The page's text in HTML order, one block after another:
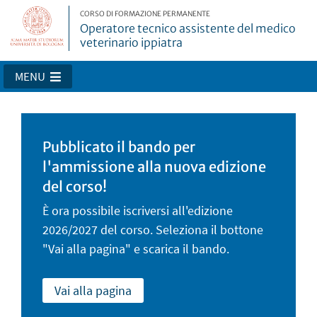
CORSO DI FORMAZIONE PERMANENTE
Operatore tecnico assistente del medico
veterinario ippiatra
MENU
Pubblicato il bando per
l'ammissione alla nuova edizione
del corso!
È ora possibile iscriversi all'edizione
2026/2027 del corso. Seleziona il bottone
"Vai alla pagina" e scarica il bando.
Vai alla pagina